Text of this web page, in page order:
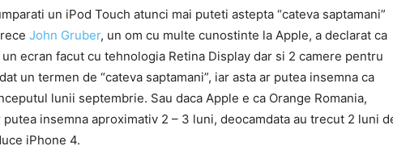
un iPod Touch atunci mai puteti astepta “cateva saptamani”
John Gruber, un om cu multe cunostinte la Apple, a declarat ca
ecran facut cu tehnologia Retina Display dar si 2 camere pentru
un termen de “cateva saptamani”, iar asta ar putea insemna ca
lunii septembrie. Sau daca Apple e ca Orange Romania,
putea insemna aproximativ 2 – 3 luni, deocamdata au trecut 2 luni
iPhone 4.